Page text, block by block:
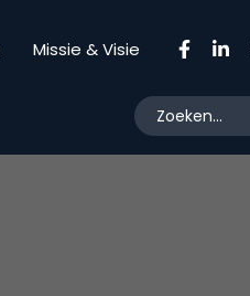
Missie & Visie